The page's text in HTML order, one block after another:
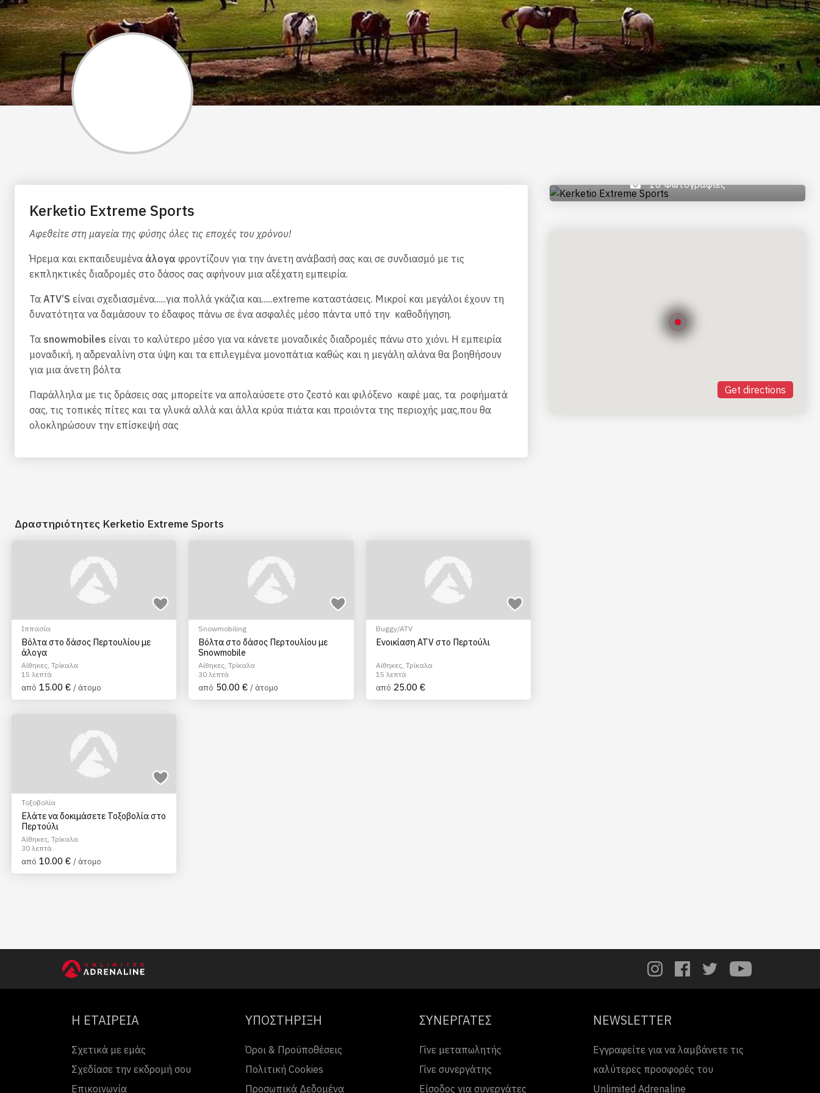
Kerketio Extreme Sports
Αφεθείτε στη μαγεία της φύσης όλες τις εποχές του χρόνου!
Ήρεμα και εκπαιδευμένα άλογα φροντίζουν για την άνετη ανάβασή σας και σε συνδιασμό με τις
εκπληκτικές διαδρομές στο δάσος σας αφήνουν μια αξέχατη εμπειρία.
Τα ATV’S είναι σχεδιασμένα......για πολλά γκάζια και......extreme καταστάσεις. Μικροί και μεγάλοι έχουν τη
δυνατότητα να δαμάσουν το έδαφος πάνω σε ένα ασφαλές μέσο πάντα υπό την καθοδήγηση.
Τα snowmobiles είναι το καλύτερο μέσο για να κάνετε μοναδικές διαδρομές πάνω στο χιόνι. Η εμπειρία
μοναδική, η αδρεναλίνη στα ύψη και τα επιλεγμένα μονοπάτια καθώς και η μεγάλη αλάνα θα βοηθήσουν
για μια άνετη βόλτα
Παράλληλα με τις δράσεις σας μπορείτε να απολαύσετε στο ζεστό και φιλόξενο καφέ μας, τα ροφήματά
σας, τις τοπικές πίτες και τα γλυκά αλλά και άλλα κρύα πιάτα και προιόντα της περιοχής μας,που θα
ολοκληρώσουν την επίσκεψή σας
Δραστηριότητες Kerketio Extreme Sports
Ιππασία
Βόλτα στο δάσος Περτουλίου με
άλογα
Αίθηκες, Τρίκαλα
15 λεπτά
από 15.00 € / άτομο
Snowmobiling
Βόλτα στο δάσος Περτουλίου με
Snowmobile
Αίθηκες, Τρίκαλα
30 λεπτά
από 50.00 € / άτομο
Buggy/ATV
Ενοικίαση ATV στο Περτούλι
Αίθηκες, Τρίκαλα
15 λεπτά
από 25.00 €
Τοξοβολία
Ελάτε να δοκιμάσετε Τοξοβολία στο
Περτούλι
Αίθηκες, Τρίκαλα
30 λεπτά
από 10.00 € / άτομο
16 Φωτογραφίες
Get directions
Η ΕΤΑΙΡΕΙΑ
Σχετικά με εμάς
Σχεδίασε την εκδρομή σου
Επικοινωνία
ΥΠΟΣΤΗΡΙΞΗ
Όροι & Προϋποθέσεις
Πολιτική Cookies
Προσωπικά Δεδομένα
ΣΥΝΕΡΓΑΤΕΣ
Γίνε μεταπωλητής
Γίνε συνεργάτης
Είσοδος για συνεργάτες
NEWSLETTER
Εγγραφείτε για να λαμβάνετε τις
καλύτερες προσφορές του
Unlimited Adrenaline